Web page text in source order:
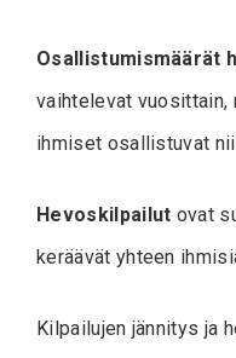
Osallistumismäärät
vaihtelevat vuosittain,
ihmiset osallistuvat
Hevoskilpailut ovat
keräävät yhteen
Kilpailujen jännitys ja